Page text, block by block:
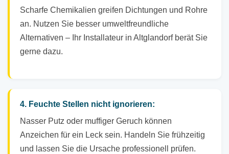
Scharfe Chemikalien greifen Dichtungen und Rohre
an. Nutzen Sie besser umweltfreundliche
Alternativen – Ihr Installateur in Altglandorf berät Sie
gerne dazu.
4. Feuchte Stellen nicht ignorieren:
Nasser Putz oder muffiger Geruch können
Anzeichen für ein Leck sein. Handeln Sie frühzeitig
und lassen Sie die Ursache professionell prüfen.